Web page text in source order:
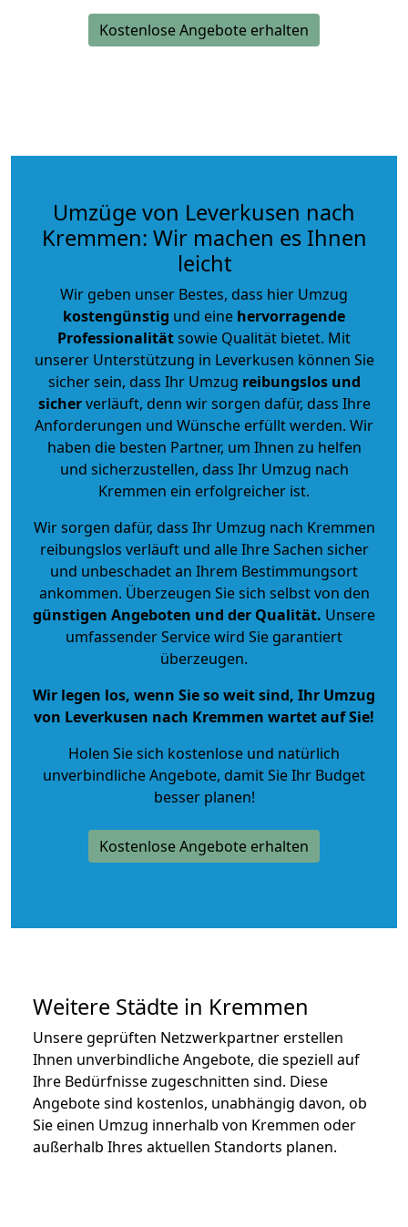
Kostenlose Angebote erhalten
Umzüge von Leverkusen nach
Kremmen: Wir machen es Ihnen
leicht
Wir geben unser Bestes, dass hier Umzug
kostengünstig und eine hervorragende
Professionalitätsowie Qualität bietet. Mit
unserer Unterstützung in Leverkusen können Sie
sicher sein, dass Ihr Umzug reibungslos und
sicherverläuft, denn wir sorgen dafür, dass Ihre
Anforderungen und Wünsche erfüllt werden. Wir
haben die besten Partner, um Ihnen zu helfen
und sicherzustellen, dass Ihr Umzug nach
Kremmen ein erfolgreicher ist.
Wir sorgen dafür, dass Ihr Umzug nach Kremmen
reibungslos verläuft und alle Ihre Sachen sicher
und unbeschadet an Ihrem Bestimmungsort
ankommen. Überzeugen Sie sich selbst von den
günstigen Angeboten und der Qualität. Unsere
umfassender Service wird Sie garantiert
überzeugen.
Wir legen los, wenn Sie so weit sind, Ihr Umzug
von Leverkusen nach Kremmen wartet auf Sie!
Holen Sie sich kostenlose und natürlich
unverbindliche Angebote, damit Sie Ihr Budget
besser planen!
Kostenlose Angebote erhalten
Weitere Städte in Kremmen
Unsere geprüften Netzwerkpartner erstellen
Ihnen unverbindliche Angebote, die speziell auf
Ihre Bedürfnisse zugeschnitten sind. Diese
Angebote sind kostenlos, unabhängig davon, ob
Sie einen Umzug innerhalb von Kremmen oder
außerhalb Ihres aktuellen Standorts planen.